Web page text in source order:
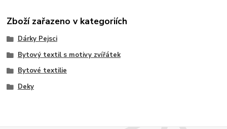
Zboží zařazeno v kategoriích
Dárky Pejsci
Bytový textil s motivy zvířátek
Bytové textilie
Deky